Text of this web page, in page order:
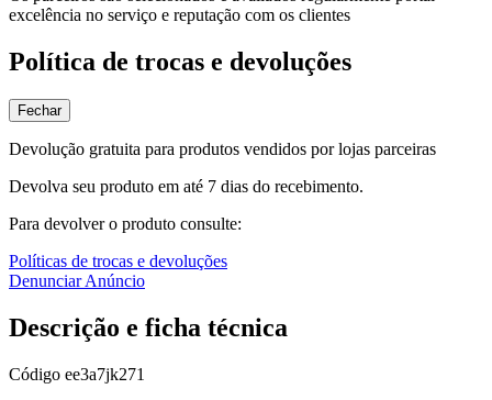
excelência no serviço e reputação com os clientes
Política de trocas e devoluções
Fechar
Devolução gratuita para produtos vendidos por lojas parceiras
Devolva seu produto em até 7 dias do recebimento.
Para devolver o produto consulte:
Políticas de trocas e devoluções
Denunciar Anúncio
Descrição e ficha técnica
Código ee3a7jk271